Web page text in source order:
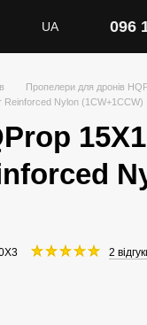
UA 096
Пропелери для дронів
Nylon (1CW+1CCW)
2